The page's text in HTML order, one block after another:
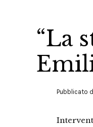
“La
Pubblicato